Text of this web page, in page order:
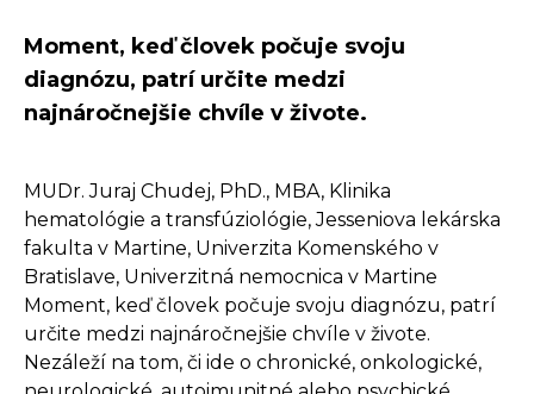
Moment, keď človek počuje svoju
diagnózu, patrí určite medzi
najnáročnejšie chvíle v živote.
MUDr. Juraj Chudej, PhD., MBA, Klinika
hematológie a transfúziológie, Jesseniova lekárska
fakulta v Martine, Univerzita Komenského v
Bratislave, Univerzitná nemocnica v Martine
Moment, keď človek počuje svoju diagnózu, patrí
určite medzi najnáročnejšie chvíle v živote.
Nezáleží na tom, či ide o chronické, onkologické,